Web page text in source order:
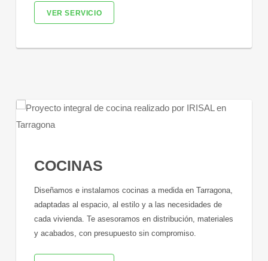
VER SERVICIO
COCINAS
Diseñamos e instalamos cocinas a medida en Tarragona,
adaptadas al espacio, al estilo y a las necesidades de
cada vivienda. Te asesoramos en distribución, materiales
y acabados, con presupuesto sin compromiso.